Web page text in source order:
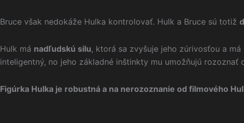
Bruce však nedokáže Hulka kontrolovať. Hulk a Bruce sú totiž
Hulk má nadľudskú silu, ktorá sa zvyšuje jeho zúrivosťou a
inteligentný, no jeho základné inštinkty mu umožňujú
Figúrka Hulka je robustná a na nerozoznanie od filmového